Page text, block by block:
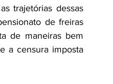
trajetórias dessas
de freiras
de maneiras bem
a censura imposta